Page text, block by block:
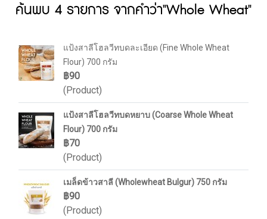
ค้นพบ 4 รายการ จากคำว่า"Whole Wheat"
แป้งสาลีโฮลวีทบดละเอียด (Fine Whole Wheat
Flour) 700 กรัม
฿90
(Product)
แป้งสาลีโฮลวีทบดหยาบ (Coarse Whole Wheat
Flour) 700 กรัม
฿70
(Product)
เมล็ดข้าวสาลี (Wholewheat Bulgur) 750 กรัม
฿90
(Product)